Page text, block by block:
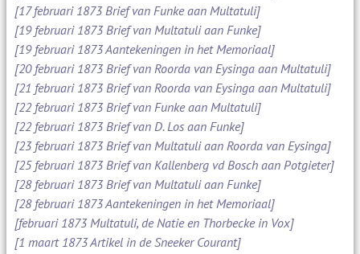
[17 februari 1873 Brief van Funke aan Multatuli]
[19 februari 1873 Brief van Multatuli aan Funke]
[19 februari 1873 Aantekeningen in het Memoriaal]
[20 februari 1873 Brief van Roorda van Eysinga aan Multatuli]
[21 februari 1873 Brief van Roorda van Eysinga aan Multatuli]
[22 februari 1873 Brief van Funke aan Multatuli]
[22 februari 1873 Brief van D. Los aan Funke]
[23 februari 1873 Brief van Multatuli aan Roorda van Eysinga]
[25 februari 1873 Brief van Kallenberg vd Bosch aan Potgieter]
[28 februari 1873 Brief van Multatuli aan Funke]
[28 februari 1873 Aantekeningen in het Memoriaal]
[februari 1873 Multatuli, de Natie en Thorbecke in Vox]
[1 maart 1873 Artikel in de Sneeker Courant]